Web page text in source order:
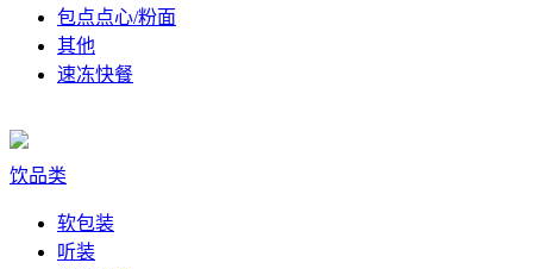
包点点心/粉面
其他
速冻快餐
饮品类
软包装
听装